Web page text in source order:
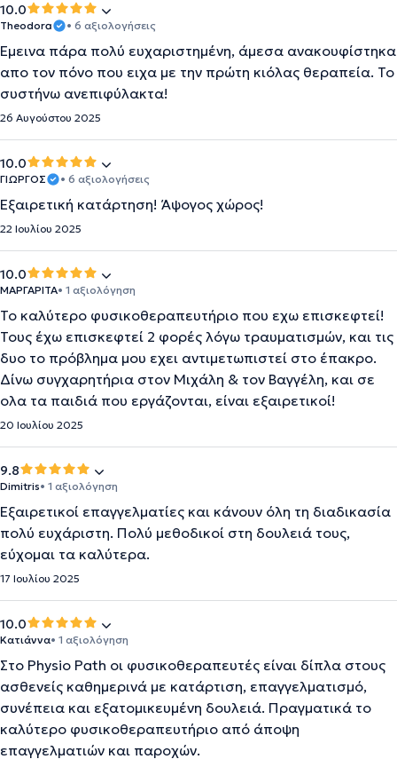
10.0
Theodora • 6 αξιολογήσεις
Εμεινα πάρα πολύ ευχαριστημένη, άμεσα ανακουφίστηκα
απο τον πόνο που ειχα με την πρώτη κιόλας θεραπεία. Το
συστήνω ανεπιφύλακτα!
26 Αυγούστου 2025
10.0
ΓΙΩΡΓΟΣ • 6 αξιολογήσεις
Εξαιρετική κατάρτηση! Άψογος χώρος!
22 Ιουλίου 2025
10.0
ΜΑΡΓΑΡΙΤΑ• 1 αξιολόγηση
Το καλύτερο φυσικοθεραπευτήριο που εχω επισκεφτεί!
Τους έχω επισκεφτεί 2 φορές λόγω τραυματισμών, και τις
δυο το πρόβλημα μου εχει αντιμετωπιστεί στο έπακρο.
Δίνω συγχαρητήρια στον Μιχάλη & τον Βαγγέλη, και σε
ολα τα παιδιά που εργάζονται, είναι εξαιρετικοί!
20 Ιουλίου 2025
9.8
Dimitris• 1 αξιολόγηση
Εξαιρετικοί επαγγελματίες και κάνουν όλη τη διαδικασία
πολύ ευχάριστη. Πολύ μεθοδικοί στη δουλειά τους,
εύχομαι τα καλύτερα.
17 Ιουλίου 2025
10.0
Κατιάννα• 1 αξιολόγηση
Στο Physio Path οι φυσικοθεραπευτές είναι δίπλα στους
ασθενείς καθημερινά με κατάρτιση, επαγγελματισμό,
συνέπεια και εξατομικευμένη δουλειά. Πραγματικά το
καλύτερο φυσικοθεραπευτήριο από άποψη
επαγγελματιών και παροχών.